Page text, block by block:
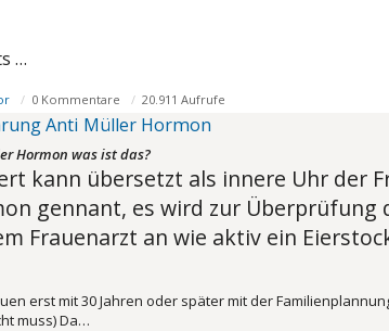
…
0 Kommentare 20.911 Aufrufe
Anti Müller Hormon
Hormon was ist das?
kann übersetzt als innere Uhr der
gennant, es wird zur Überprüfung
Frauenarzt an wie aktiv ein
erst mit 30 Jahren oder später mit der
muss) Da…